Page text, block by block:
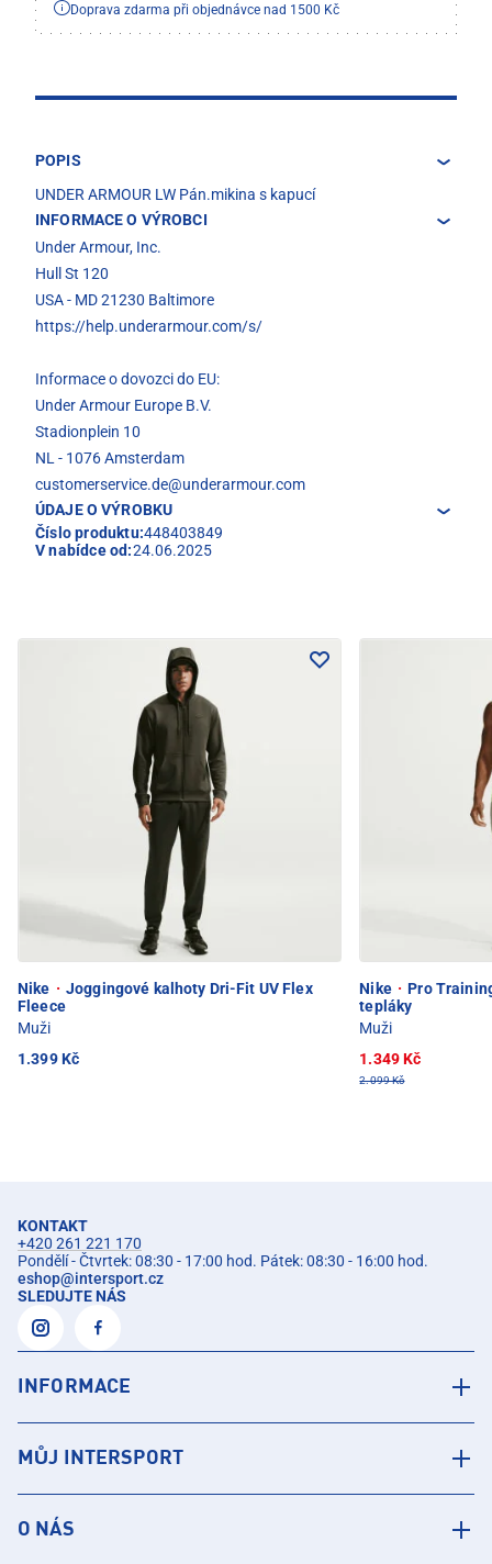
Doprava zdarma při objednávce nad 1500 Kč
POPIS
UNDER ARMOUR LW Pán.mikina s kapucí
INFORMACE O VÝROBCI
Under Armour, Inc.
Hull St 120
USA - MD 21230 Baltimore
https://help.underarmour.com/s/
Informace o dovozci do EU:
Under Armour Europe B.V.
Stadionplein 10
NL - 1076 Amsterdam
customerservice.de@underarmour.com
ÚDAJE O VÝROBKU
Číslo produktu:448403849
V nabídce od:24.06.2025
Nike · Joggingové kalhoty Dri-Fit UV Flex
Fleece
Muži
1.399 Kč
Nike · Pro
tepláky
Muži
1.349 Kč
2.099 Kč
KONTAKT
+420 261 221 170
Pondělí - Čtvrtek: 08:30 - 17:00 hod. Pátek: 08:30 - 16:00 hod.
eshop@intersport.cz
SLEDUJTE NÁS
INFORMACE
MŮJ INTERSPORT
O NÁS